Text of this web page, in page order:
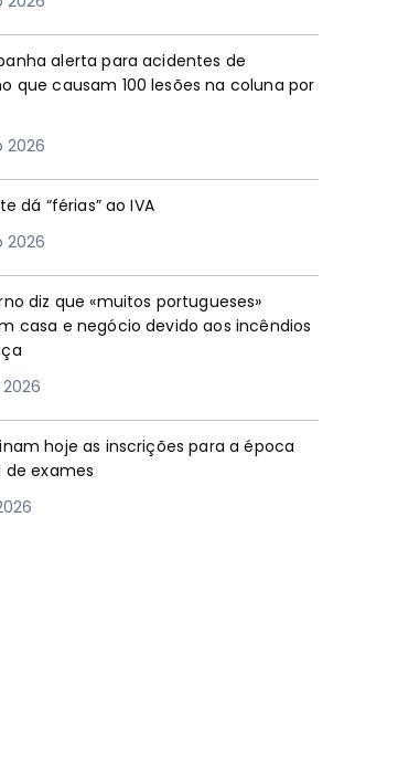
alerta para acidentes de
que causam 100 lesões na coluna por
2026
dá “férias” ao IVA
2026
diz que «muitos portugueses»
casa e negócio devido aos incêndios
hoje as inscrições para a época
de exames